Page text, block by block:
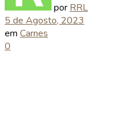
por RRL
5 de Agosto, 2023
em Carnes
0